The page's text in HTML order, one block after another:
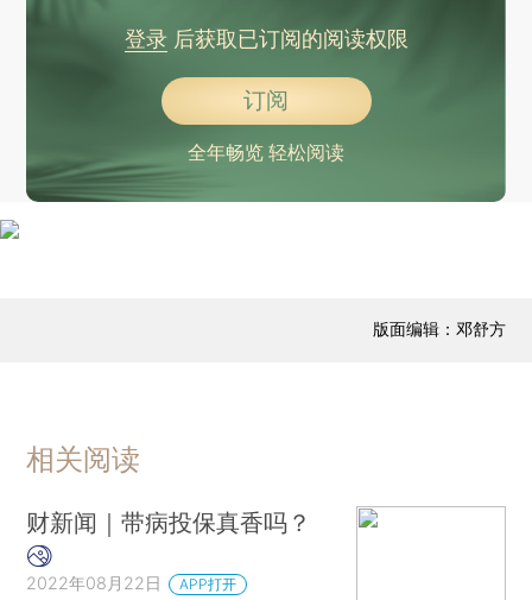
登录后获取已订阅的阅读权限
订阅
全年畅览 轻松阅读
版面编辑：邓舒方
相关阅读
财新闻｜带病投保真香吗？
2022年08月22日 APP打开